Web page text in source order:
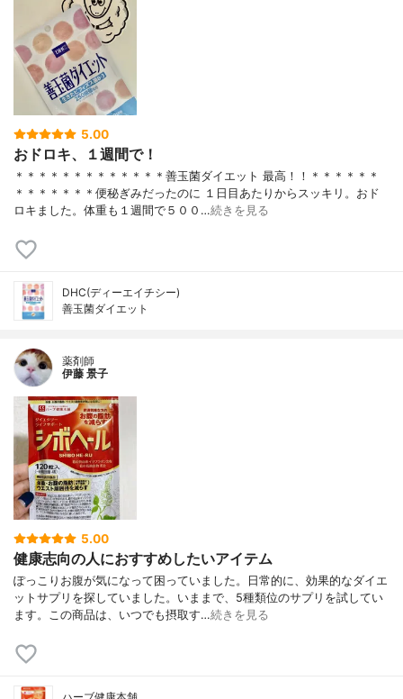
5.00
おドロキ、１週間で！
＊＊＊＊＊＊＊＊＊＊＊＊＊善玉菌ダイエット 最高！！＊＊＊＊＊＊
＊＊＊＊＊＊＊便秘ぎみだったのに １日目あたりからスッキリ。おド
ロキました。体重も１週間で５００…続きを見る
DHC(ディーエイチシー)
善玉菌ダイエット
薬剤師
伊藤 景子
5.00
健康志向の人におすすめしたいアイテム
ぽっこりお腹が気になって困っていました。日常的に、効果的なダイエ
ットサプリを探していました。いままで、5種類位のサプリを試してい
ます。この商品は、いつでも摂取す…続きを見る